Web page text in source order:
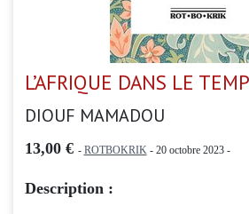
L’AFRIQUE DANS LE
DIOUF MAMADOU
13,00 € - ROTBOKRIK - 20 octobre 2023 -
Description :